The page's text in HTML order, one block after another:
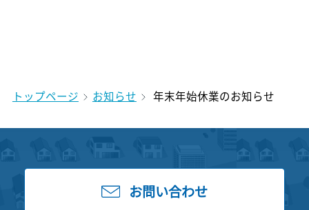
トップページ お知らせ 年末年始休業のお知らせ
お問い合わせ